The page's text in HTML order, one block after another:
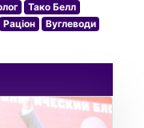
Тако Белл
Раціон
Вуглеводи